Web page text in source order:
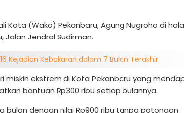
Kota (Wako) Pekanbaru, Agung Nugroho di
Jalan Jendral Sudirman.
Kejadian Kebakaran dalam 7 Bulan Terakhir
miskin ekstrem di Kota Pekanbaru yang
bantuan Rp300 ribu setiap bulannya.
bulan dengan nilai Rp900 ribu tanpa potongan